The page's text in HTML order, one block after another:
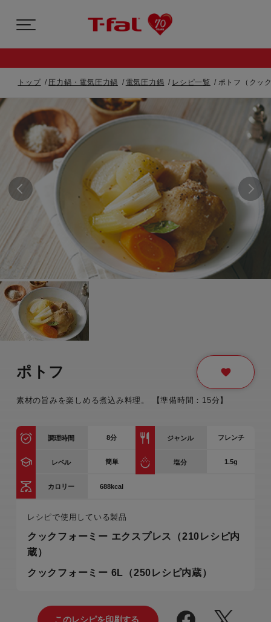
トップ 圧力鍋・電気圧力鍋 電気圧力鍋 レシピ一覧 ポトフ（クッ
ポトフ
素材の旨みを楽しめる煮込み料理。 【準備時間：15分】
調理時間 8分 ジャンル フレンチ
レベル 簡単 塩分 1.5g
カロリー 688kcal
レシピで使用している製品
クックフォーミー エクスプレス（210レシピ内
蔵）
クックフォーミー 6L（250レシピ内蔵）